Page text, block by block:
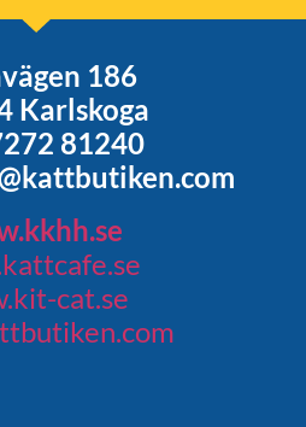
186
Karlskoga
81240
cat.se